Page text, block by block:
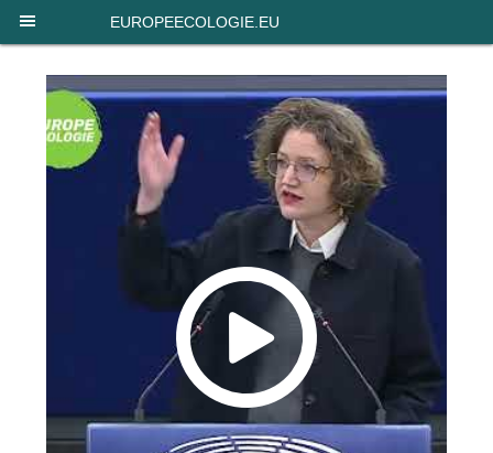
EUROPEECOLOGIE.EU